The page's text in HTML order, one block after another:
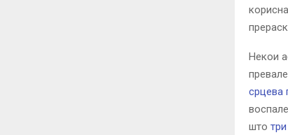
Некои
срцева
што